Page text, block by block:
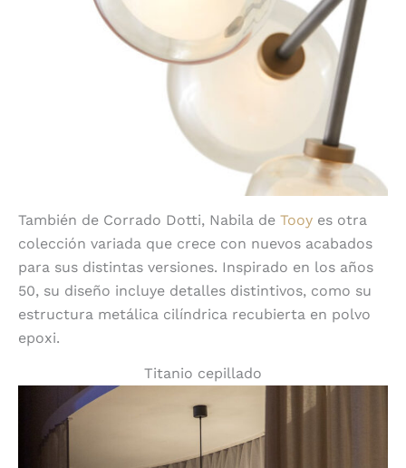
También de Corrado Dotti, Nabila de Tooy es otra
colección variada que crece con nuevos acabados
para sus distintas versiones. Inspirado en los años
50, su diseño incluye detalles distintivos, como su
estructura metálica cilíndrica recubierta en polvo
epoxi.
Titanio cepillado